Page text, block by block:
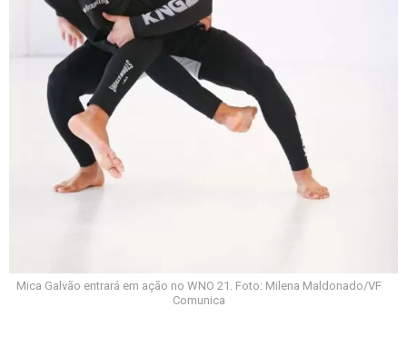
Mica Galvão entrará em ação no WNO 21. Foto: Milena Maldonado/VF
Comunica